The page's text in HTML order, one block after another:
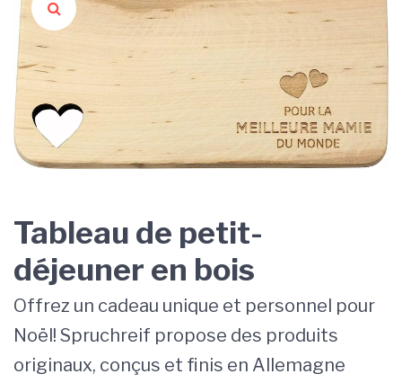
Tableau de petit-
déjeuner en bois
Offrez un cadeau unique et personnel pour
Noël! Spruchreif propose des produits
originaux, conçus et finis en Allemagne